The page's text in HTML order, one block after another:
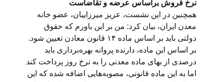
نرخ فروش براساس عرضه و تقاضاست
همچنین در این نشست، عزیز میرزاییان، عضو خانه
معدن ایران، بیان کرد: من بر این باورم که حقوق
دولتی باید بر اساس ماده ۱۴ قانون معادن تعیین شود.
بر اساس این ماده، دارنده پروانه بهره‌برداری باید
درصدی از بهای ماده معدنی را به نرخ روز پرداخت کند
اما به این ماده قانونی، مصوبه‌هایی اضافه شده که این